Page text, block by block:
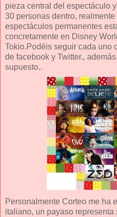
pieza central del espectáculo
30 personas dentro,
espectáculos permanentes
concretamente en Disney
Tokio.Podéis seguir cada uno
de facebook y Twitter.,
supuesto..
Personalmente Corteo me ha
italiano, un payaso